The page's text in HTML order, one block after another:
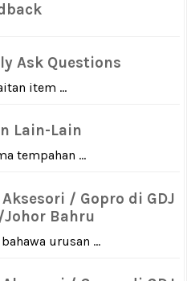
Ask Questions
item ...
Lain-Lain
tempahan ...
/ Gopro di GDJ
Johor Bahru
urusan ...